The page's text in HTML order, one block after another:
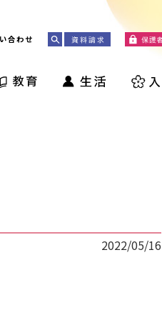
合わせ
2022/05/16